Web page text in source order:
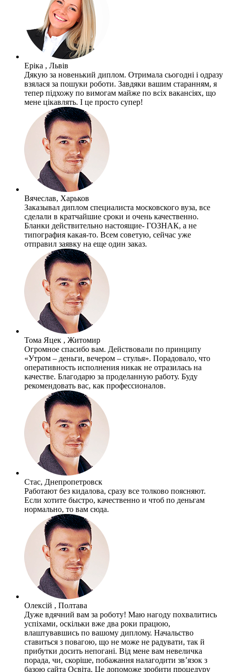
Еріка , Львів
Дякую за новенький диплом. Отримала сьогодні і одразу
взялася за пошуки роботи. Завдяки вашим старанням, я
тепер підхожу по вимогам майже по всіх вакансіях, що
мене цікавлять. І це просто супер!
Вячеслав, Харьков
Заказывал диплом специалиста московского вуза, все
сделали в кратчайшие сроки и очень качественно.
Бланки действительно настоящие- ГОЗНАК, а не
типография какая-то. Всем советую, сейчас уже
отправил заявку на еще один заказ.
Тома Яцек , Житомир
Огромное спасибо вам. Действовали по принципу
«Утром – деньги, вечером – стулья». Порадовало, что
оперативность исполнения никак не отразилась на
качестве. Благодарю за проделанную работу. Буду
рекомендовать вас, как профессионалов.
Стас, Днепропетровск
Работают без кидалова, сразу все толково поясняют.
Если хотите быстро, качественно и чтоб по деньгам
нормально, то вам сюда.
Олексій , Полтава
Дуже вдячний вам за роботу! Маю нагоду похвалитись
успіхами, оскільки вже два роки працюю,
влаштувавшись по вашому диплому. Начальство
ставиться з повагою, що не може не радувати, так й
прибутки досить непогані. Від мене вам невеличка
порада, чи, скоріше, побажання налагодити зв’язок з
базою сайта Освіта. Це допоможе зробити процедуру